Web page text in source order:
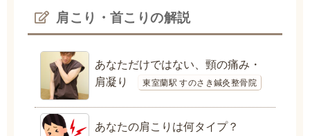
肩こり・首こりの解説
あなただけではない、頸の痛み・
肩凝り
東室蘭駅 すのさき鍼灸整骨院
あなたの肩こりは何タイプ？